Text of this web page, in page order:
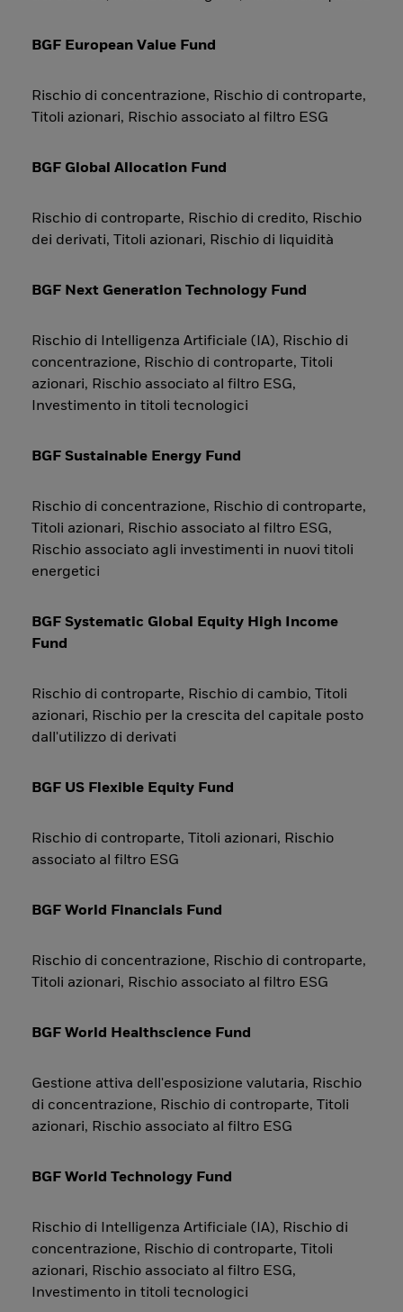
BGF European Value Fund
Rischio di concentrazione, Rischio di controparte,
Titoli azionari, Rischio associato al filtro ESG
BGF Global Allocation Fund
Rischio di controparte, Rischio di credito, Rischio
dei derivati, Titoli azionari, Rischio di liquidità
BGF Next Generation Technology Fund
Rischio di Intelligenza Artificiale (IA), Rischio di
concentrazione, Rischio di controparte, Titoli
azionari, Rischio associato al filtro ESG,
Investimento in titoli tecnologici
BGF Sustainable Energy Fund
Rischio di concentrazione, Rischio di controparte,
Titoli azionari, Rischio associato al filtro ESG,
Rischio associato agli investimenti in nuovi titoli
energetici
BGF Systematic Global Equity High Income
Fund
Rischio di controparte, Rischio di cambio, Titoli
azionari, Rischio per la crescita del capitale posto
dall'utilizzo di derivati
BGF US Flexible Equity Fund
Rischio di controparte, Titoli azionari, Rischio
associato al filtro ESG
BGF World Financials Fund
Rischio di concentrazione, Rischio di controparte,
Titoli azionari, Rischio associato al filtro ESG
BGF World Healthscience Fund
Gestione attiva dell'esposizione valutaria, Rischio
di concentrazione, Rischio di controparte, Titoli
azionari, Rischio associato al filtro ESG
BGF World Technology Fund
Rischio di Intelligenza Artificiale (IA), Rischio di
concentrazione, Rischio di controparte, Titoli
azionari, Rischio associato al filtro ESG,
Investimento in titoli tecnologici